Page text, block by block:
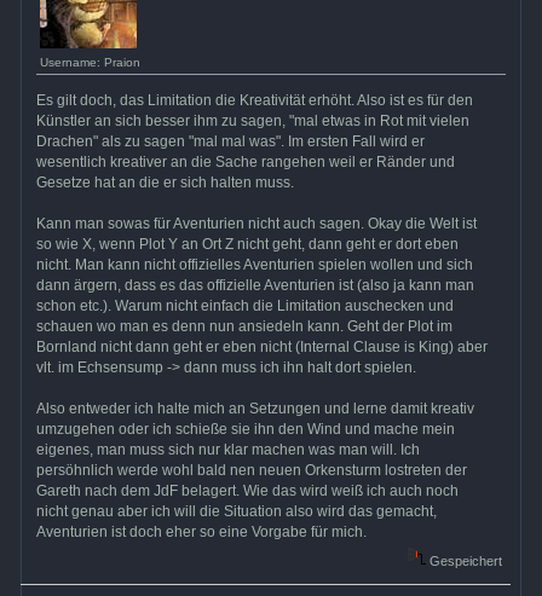
Username: Praion
Es gilt doch, das Limitation die Kreativität erhöht. Also ist es für den
Künstler an sich besser ihm zu sagen, "mal etwas in Rot mit vielen
Drachen" als zu sagen "mal mal was". Im ersten Fall wird er
wesentlich kreativer an die Sache rangehen weil er Ränder und
Gesetze hat an die er sich halten muss.
Kann man sowas für Aventurien nicht auch sagen. Okay die Welt ist
so wie X, wenn Plot Y an Ort Z nicht geht, dann geht er dort eben
nicht. Man kann nicht offizielles Aventurien spielen wollen und sich
dann ärgern, dass es das offizielle Aventurien ist (also ja kann man
schon etc.). Warum nicht einfach die Limitation auschecken und
schauen wo man es denn nun ansiedeln kann. Geht der Plot im
Bornland nicht dann geht er eben nicht (Internal Clause is King) aber
vlt. im Echsensump -> dann muss ich ihn halt dort spielen.
Also entweder ich halte mich an Setzungen und lerne damit kreativ
umzugehen oder ich schieße sie ihn den Wind und mache mein
eigenes, man muss sich nur klar machen was man will. Ich
persöhnlich werde wohl bald nen neuen Orkensturm lostreten der
Gareth nach dem JdF belagert. Wie das wird weiß ich auch noch
nicht genau aber ich will die Situation also wird das gemacht,
Aventurien ist doch eher so eine Vorgabe für mich.
Gespeichert